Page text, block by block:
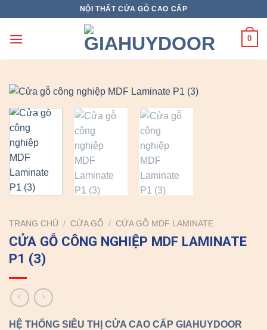
content
NỘI THẤT CỬA GỖ CAO CẤP
0
TRANG CHỦ / CỬA GỖ / CỬA GỖ MDF LAMINATE
CỬA GỖ CÔNG NGHIỆP MDF LAMINATE
P1 (3)
HỆ THỐNG SIÊU THỊ CỬA CAO CẤP GIAHUYDOOR